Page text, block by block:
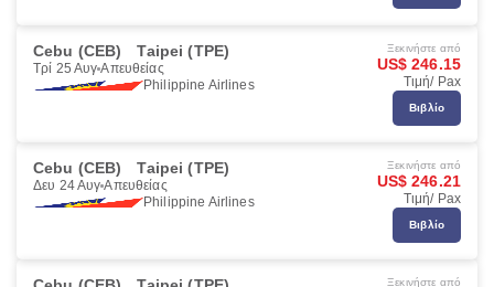
Cebu (CEB) Taipei (TPE)
Τρί 25 Αυγ Απευθείας
Philippine Airlines
Ξεκινήστε από
US$ 246.15
Τιμή/ Pax
Βιβλίο
Cebu (CEB) Taipei (TPE)
Δευ 24 Αυγ Απευθείας
Philippine Airlines
Ξεκινήστε από
US$ 246.21
Τιμή/ Pax
Βιβλίο
Ξεκινήστε από